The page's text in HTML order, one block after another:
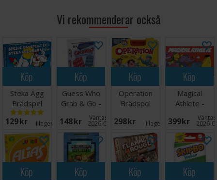
Och kom ihåg att du måste hålla din kondition uppe ända till
slutet av loppet! Om du pressar dig själv för hårt kan du
behöva hämta andan när du ser dina motståndare susa förbi
dig. Ett spännande spel för både barn och vuxna!
Antal spelare: 2-4
Ålder: 6+
Speltid: 15-30 minuter
Språk: Nordisk utgåva med norska regler
Vi rekommenderar också
Köp
Steka Ägg
Brädspel
129 SEK I lager: 16
Köp
Guess Who
Grab & Go -
Reseutgåva
148 SEK Väntas in:
2026-08-27
Köp
Operation
Brädspel
298 SEK I lager: 4
Köp
Magical
Athlete -
NORSK
399 SEK 2026-
Köp Köp Köp Köp